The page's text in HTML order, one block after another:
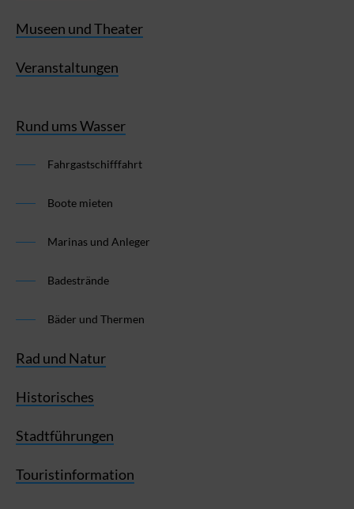
Museen und Theater
Veranstaltungen
Rund ums Wasser
Fahrgastschifffahrt
Boote mieten
Marinas und Anleger
Badestrände
Bäder und Thermen
Rad und Natur
Historisches
Stadtführungen
Touristinformation